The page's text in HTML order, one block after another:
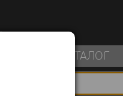
КАТАЛОГ